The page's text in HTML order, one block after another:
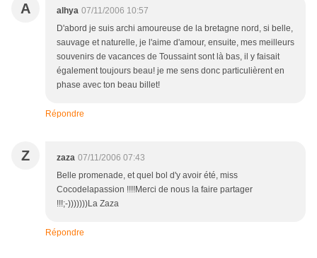
A alhya 07/11/2006 10:57
D'abord je suis archi amoureuse de la bretagne nord, si belle,
sauvage et naturelle, je l'aime d'amour, ensuite, mes meilleurs
souvenirs de vacances de Toussaint sont là bas, il y faisait
également toujours beau! je me sens donc particulièrent en
phase avec ton beau billet!
Répondre
Z zaza 07/11/2006 07:43
Belle promenade, et quel bol d'y avoir été, miss
Cocodelapassion !!!!Merci de nous la faire partager
!!!;-)))))))La Zaza
Répondre